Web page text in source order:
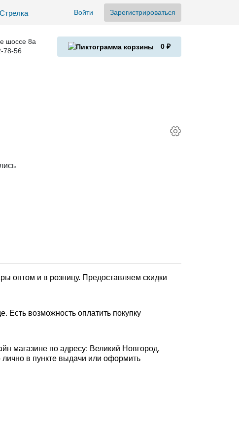
Войти Зарегистрироваться
шоссе 8а
78-56
0 ₽
оптом и в розницу. Предоставляем скидки
возможность оплатить покупку
магазине по адресу: Великий Новгород,
в пункте выдачи или оформить